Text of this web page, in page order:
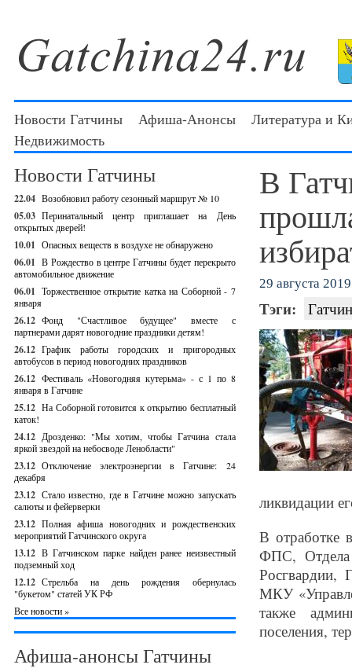
Новости Гатчины Афиша-Анонсы
Литература и
Недвижимость
Новости Гатчины
22.04 Возобновил работу сезонный маршрут № 10
05.03 Перинатальный центр приглашает на День
открытых дверей!
10.01 Опасных веществ в воздухе не обнаружено
06.01 В Рождество в центре Гатчины будет перекрыто
автомобильное движение
06.01 Торжественное открытие катка на Соборной - 7
января
26.12 Фонд "Счастливое будущее" вместе с
партнерами дарят новогодние праздники детям!
26.12 График работы городских и пригородных
автобусов в период новогодних праздников
26.12 Фестиваль «Новогодняя кутерьма» - с 1 по 8
января в Гатчине
25.12 На Соборной готовится к открытию бесплатный
каток!
24.12 Дрозденко: "Мы хотим, чтобы Гатчина стала
яркой звездой на небосводе Ленобласти"
23.12 Отключение электроэнергии в Гатчине: 24
декабря
23.12 Стало известно, где в Гатчине можно запускать
салюты и фейерверки
23.12 Полная афиша новогодних и рождественских
мероприятий Гатчинского округа
13.12 В Гатчинском парке найден ранее неизвестный
подземный ход
12.12 Стрельба на день рождения обернулась
"букетом" статей УК РФ
Все новости »
Афиша-анонсы Гатчины
В
29 августа 2019
Тэги:
ликвидации
В отработке
ФПС, Отдела
Росгвардии,
МКУ
также
поселения,